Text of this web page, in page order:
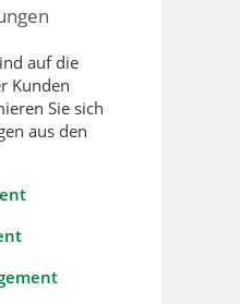
auf die
Kunden
Sie sich
aus den